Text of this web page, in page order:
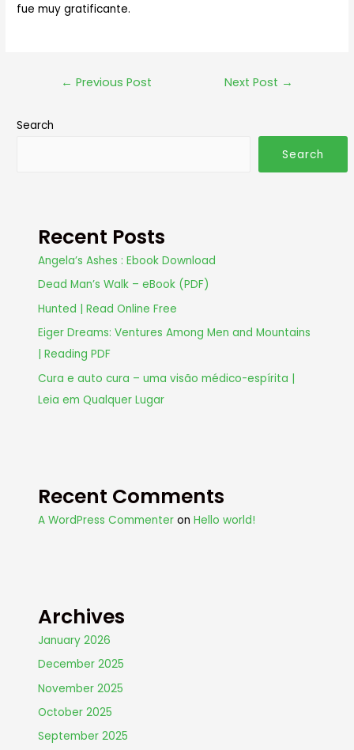
fue muy gratificante.
← Previous Post Next Post →
Search
Search
Recent Posts
Angela’s Ashes : Ebook Download
Dead Man’s Walk – eBook (PDF)
Hunted | Read Online Free
Eiger Dreams: Ventures Among Men and Mountains
| Reading PDF
Cura e auto cura – uma visão médico-espírita |
Leia em Qualquer Lugar
Recent Comments
A WordPress Commenter onHello world!
Archives
January 2026
December 2025
November 2025
October 2025
September 2025